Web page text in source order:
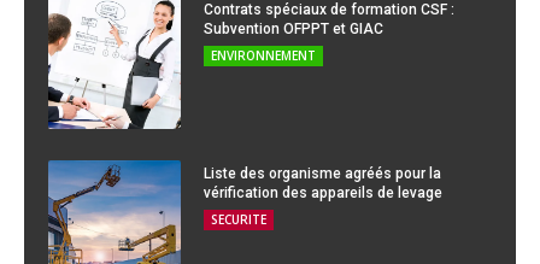
Contrats spéciaux de formation CSF :
Subvention OFPPT et GIAC
ENVIRONNEMENT
Liste des organisme agréés pour la
vérification des appareils de levage
SECURITE